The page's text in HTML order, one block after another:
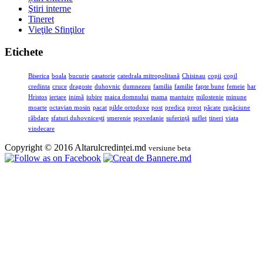
Ştiri interne
Tineret
Vieţile Sfinţilor
Etichete
Biserica boala bucurie casatorie catedrala mitropolitană Chisinau copii copil
credinta cruce dragoste duhovnic dumnezeu familia familie fapte bune femeie har
Hristos iertare inimă iubire maica domnului mama mantuire milostenie minune
moarte octavian mosin pacat pilde ortodoxe post predica preot păcate rugăciune
răbdare sfaturi duhovnicești smerenie spovedanie suferinţă suflet tineri viata
vindecare
Copyright © 2016 Altarulcredinței.md versiune beta